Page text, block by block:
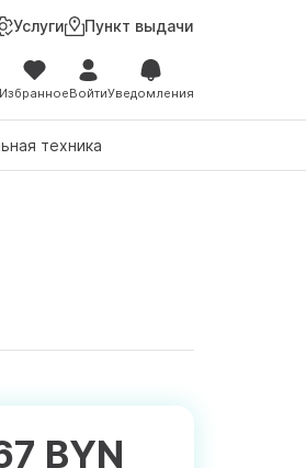
Услуги Пункт выдачи
ИзбранноеВойтиУведомления
техника
BYN